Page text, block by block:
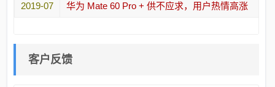
2019-07 华为 Mate 60 Pro + 供不应求，用户热情高涨
客户反馈